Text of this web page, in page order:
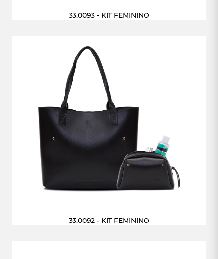
33.0093 - KIT FEMININO
33.0092 - KIT FEMININO